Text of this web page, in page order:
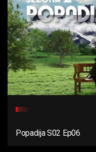
Popadija S02 Ep06